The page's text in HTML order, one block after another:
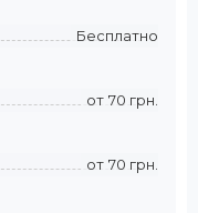
Бесплатно
от 70 грн.
от 70 грн.